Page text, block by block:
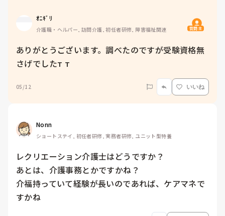
ｵﾆｷﾞﾘ
介護職・ヘルパー, 訪問介護, 初任者研修, 障害福祉関連 質問主
ありがとうございます。調べたのですが受験資格無
さげでした‬т т
05/12 いいね
Nonn
ショートステイ, 初任者研修, 実務者研修, ユニット型特養
レクリエーション介護士はどうですか？
あとは、介護事務とかですかね？
介福持っていて経験が長いのであれば、ケアマネで
すかね